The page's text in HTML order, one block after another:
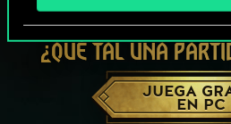
¿QUÉ TAL UNA
JUEGA
EN PC